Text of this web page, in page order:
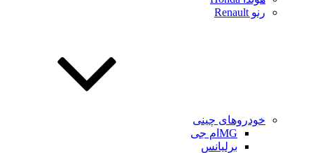
رنو Renault
خودروهای چینی
MGام جی
برلیانس